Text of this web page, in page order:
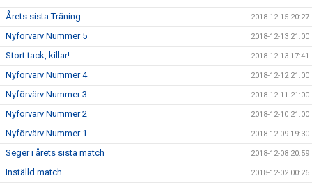
Årets sista Träning 2018-12-15 20:27
Nyförvärv Nummer 5 2018-12-13 21:00
Stort tack, killar! 2018-12-13 17:41
Nyförvärv Nummer 4 2018-12-12 21:00
Nyförvärv Nummer 3 2018-12-11 21:00
Nyförvärv Nummer 2 2018-12-10 21:00
Nyförvärv Nummer 1 2018-12-09 19:30
Seger i årets sista match 2018-12-08 20:59
Inställd match 2018-12-02 00:26